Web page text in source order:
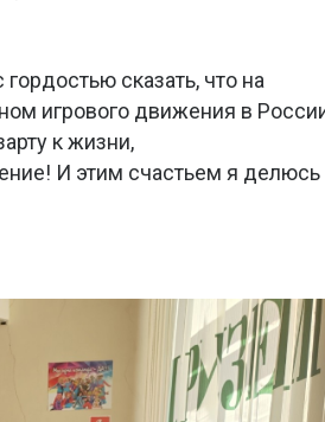
сказать, что на
игрового движения в
к жизни,
И этим счастьем я делюсь